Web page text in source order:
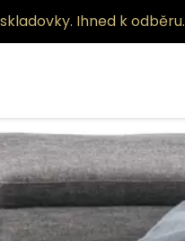
Ihned k odběru.